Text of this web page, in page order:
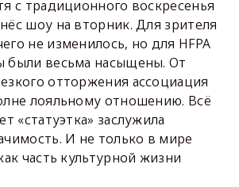
с традиционного воскресенья
шоу на вторник. Для зрителя
не изменилось, но для HFPA
были весьма насыщены. От
отторжения ассоциация
лояльному отношению. Всё
«статуэтка» заслужила
И не только в мире
часть культурной жизни